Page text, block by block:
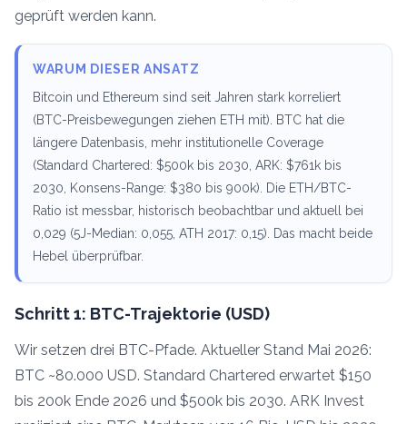
geprüft werden kann.
WARUM DIESER ANSATZ
Bitcoin und Ethereum sind seit Jahren stark korreliert
(BTC-Preisbewegungen ziehen ETH mit). BTC hat die
längere Datenbasis, mehr institutionelle Coverage
(Standard Chartered: $500k bis 2030, ARK: $761k bis
2030, Konsens-Range: $380 bis 900k). Die ETH/BTC-
Ratio ist messbar, historisch beobachtbar und aktuell bei
0,029 (5J-Median: 0,055, ATH 2017: 0,15). Das macht beide
Hebel überprüfbar.
Schritt 1: BTC-Trajektorie (USD)
Wir setzen drei BTC-Pfade. Aktueller Stand Mai 2026:
BTC ~80.000 USD. Standard Chartered erwartet $150
bis 200k Ende 2026 und $500k bis 2030. ARK Invest